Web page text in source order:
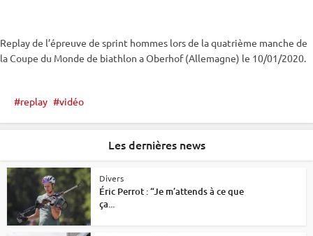
Replay de l’épreuve de sprint hommes lors de la quatrième manche de
laCoupe du Monde de biathlon aOberhof(Allemagne) le 10/01/2020.
replay vidéo
Les dernières news
Divers
Éric Perrot : “Je m’attends à ce que
ça...